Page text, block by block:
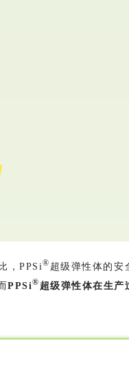
，PPSi® 超级弹性体的安
PPSi® 超级弹性体在生产